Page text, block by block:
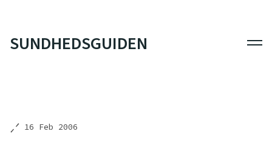
SUNDHEDSGUIDEN
16 Feb 2006